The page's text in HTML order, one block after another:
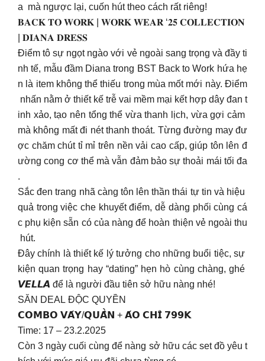
a mà ngược lại, cuốn hút theo cách rất riêng!
𝐁𝐀𝐂𝐊 𝐓𝐎 𝐖𝐎𝐑𝐊 | 𝐖𝐎𝐑𝐊 𝐖𝐄𝐀𝐑 ‘𝟐𝟓 𝐂𝐎𝐋𝐋𝐄𝐂𝐓𝐈𝐎𝐍
| 𝐃𝐈𝐀𝐍𝐀 𝐃𝐑𝐄𝐒𝐒
Điểm tô sự ngọt ngào với vẻ ngoài sang trọng và đầy ti
nh tế, mẫu đầm Diana trong BST Back to Work hứa hẹ
n là item không thể thiếu trong mùa mốt mới này. Điểm
nhấn nằm ở thiết kế trễ vai mềm mại kết hợp dây đan t
inh xảo, tạo nên tổng thể vừa thanh lịch, vừa gợi cảm
mà không mất đi nét thanh thoát. Từng đường may đư
ợc chăm chút tỉ mỉ trên nền vải cao cấp, giúp tôn lên đ
ường cong cơ thể mà vẫn đảm bảo sự thoải mái tối đa
.
Sắc đen trang nhã càng tôn lên thần thái tự tin và hiệu
quả trong việc che khuyết điểm, dễ dàng phối cùng cá
c phụ kiện sẵn có của nàng để hoàn thiện vẻ ngoài thu
hút.
Đây chính là thiết kế lý tưởng cho những buổi tiệc, sự
kiện quan trọng hay “dating” hẹn hò cùng chàng, ghé
𝙑𝙀𝙇𝙇𝘼 để là người đầu tiên sở hữu nàng nhé!
SĂN DEAL ĐỘC QUYỀN
𝗖𝗢𝗠𝗕𝗢 𝗩𝗔́𝗬/𝗤𝗨𝗔̂̀𝗡 + 𝗔́𝗢 𝗖𝗛𝗜̉ 𝟳𝟵𝟵𝗞
Time: 17 – 23.2.2025
Còn 3 ngày cuối cùng để nàng sở hữu các set đồ yêu t